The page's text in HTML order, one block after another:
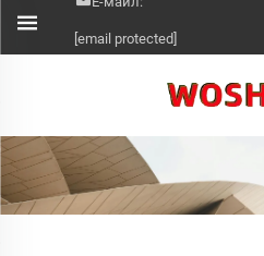
[email protected]